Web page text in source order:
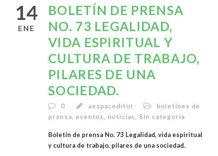
14
ENE
BOLETÍN DE PRENSA
NO. 73 LEGALIDAD,
VIDA ESPIRITUAL Y
CULTURA DE TRABAJO,
PILARES DE UNA
SOCIEDAD.
0 aespaceditor
boletines de
prensa, eventos, noticias, Sin categoría
Boletín de prensa No. 73 Legalidad, vida espiritual
y cultura de trabajo, pilares de una sociedad.